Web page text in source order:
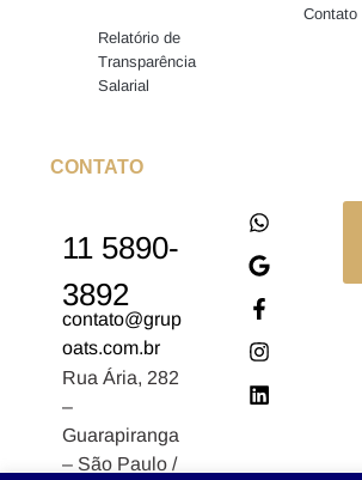
Relatório de
Transparência
Salarial
Contato
CONTATO
11 5890-
3892
contato@grup
oats.com.br
Rua Ária, 282
–
Guarapiranga
– São Paulo /